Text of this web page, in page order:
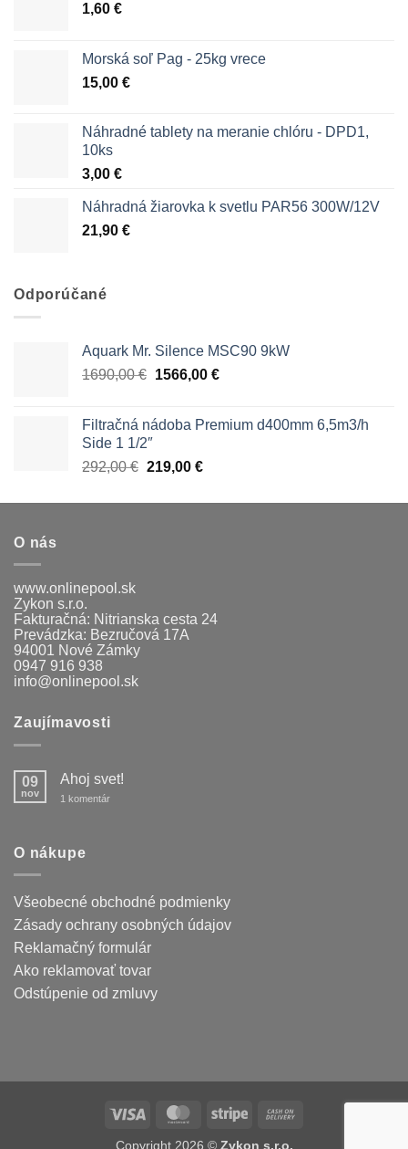
1,60 €
Morská soľ Pag - 25kg vrece
15,00 €
Náhradné tablety na meranie chlóru - DPD1,
10ks
3,00 €
Náhradná žiarovka k svetlu PAR56 300W/12V
21,90 €
Odporúčané
Aquark Mr. Silence MSC90 9kW
1690,00€ Pôvodná
1690,00 €.
1566,00 €Aktuálna
1566,00 €.
Filtračná nádoba Premium d400mm 6,5m3/h
Side 1 1/2″
292,00€ Pôvodná
bola:
219,00 €Aktuálna
je:
O nás
www.onlinepool.sk
Zykon s.r.o.
Fakturačná: Nitrianska cesta 24
Prevádzka: Bezručová 17A
94001 Nové Zámky
0947 916 938
info@onlinepool.sk
Zaujímavosti
09
nov
Ahoj svet!
1 komentárna
O nákupe
Všeobecné obchodné podmienky
Zásady ochrany osobných údajov
Reklamačný formulár
Ako reklamovať tovar
Odstúpenie od zmluvy
Visa MasterCardStripe
Copyright 2026 © Zykon s.r.o.